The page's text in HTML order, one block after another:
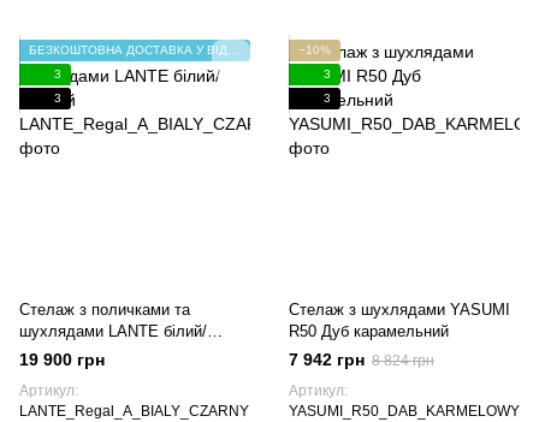
3
3
Стелаж з поличками та
шухлядами LANTE білий/
чорний
19 900 грн
Артикул
LANTE_Regal_A_BIALY_CZARNY
−10%
3
3
Стелаж з шухлядами YASUMI
R50 Дуб карамельний
7 942 грн 8 824 грн
Артикул
YASUMI_R50_DAB_KARMELOWY